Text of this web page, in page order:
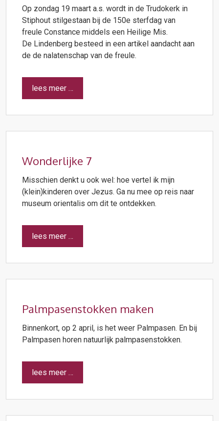
Op zondag 19 maart a.s. wordt in de Trudokerk in
Stiphout stilgestaan bij de 150e sterfdag van
freule Constance middels een Heilige Mis.
De Lindenberg besteed in een artikel aandacht aan
de de nalatenschap van de freule.
lees meer …
Wonderlijke 7
Misschien denkt u ook wel: hoe vertel ik mijn
(klein)kinderen over Jezus. Ga nu mee op reis naar
museum orientalis om dit te ontdekken.
lees meer …
Palmpasenstokken maken
Binnenkort, op 2 april, is het weer Palmpasen. En bij
Palmpasen horen natuurlijk palmpasenstokken.
lees meer …